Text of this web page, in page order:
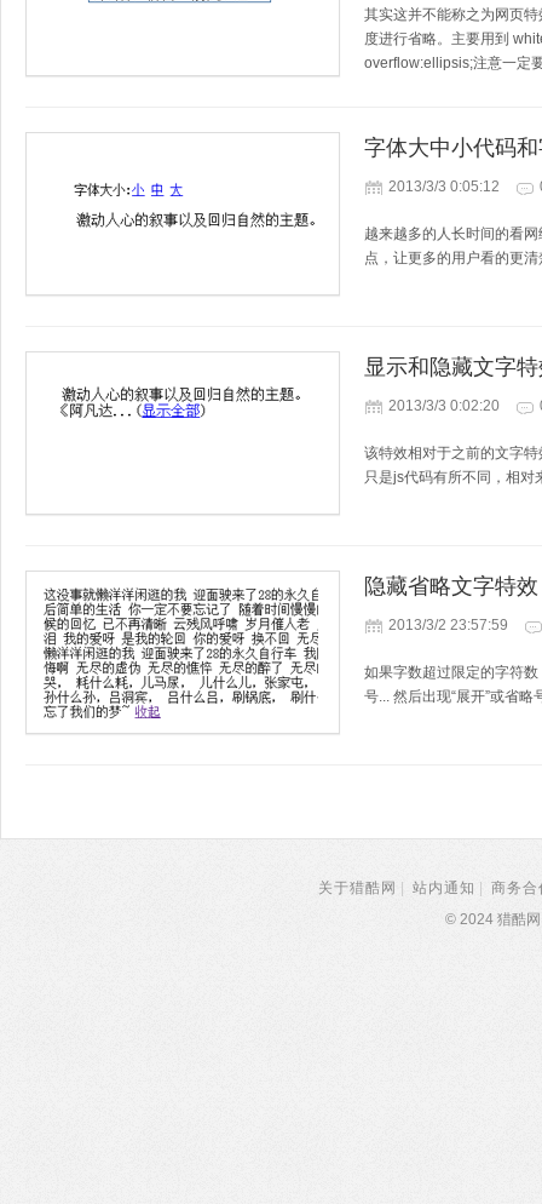
其实这并不能称之为网页
度进行省略。主要用到
overflow:ellipsis;注意一定
字体大中小代码
2013/3/3 0:05:12
越来越多的人长时间的看
点，让更多的用户看的更
显示和隐藏文字
2013/3/3 0:02:20
该特效相对于之前的文字
只是js代码有所不同，相对
隐藏省略文字特效
2013/3/2 23:57:59
如果字数超过限定的字符
号... 然后出现“展开”或省
关于猎酷网 站内通知
商务合
© 2024 猎酷